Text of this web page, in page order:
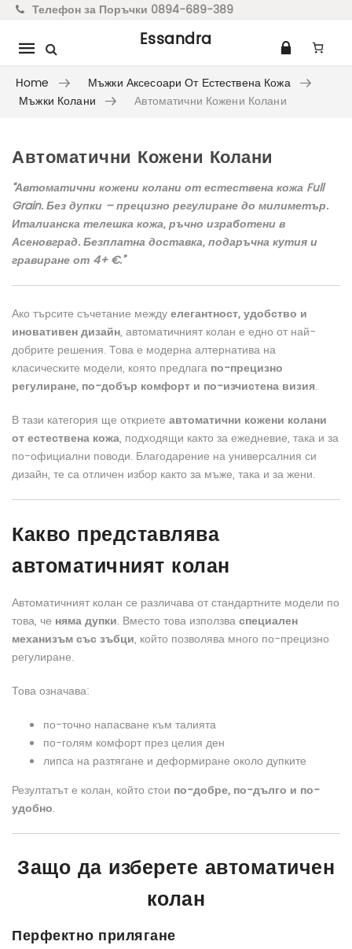
Телефон за Поръчки 0894-689-389
Mobile
navigation
Essandra
Home
Мъжки Аксесоари От Естествена Кожа
Мъжки Колани
Автоматични Кожени Колани
Skip to content
Автоматични Кожени Колани
“Автоматични кожени колани от естествена кожа Full
Grain. Без дупки – прецизно регулиране до милиметър.
Италианска телешка кожа, ръчно изработени в
Асеновград. Безплатна доставка, подаръчна кутия и
гравиране от 4+ €.”
Ако търсите съчетание междуелегантност, удобство и
иновативен дизайн, автоматичният колан е едно от най-
добрите решения. Това е модерна алтернатива на
класическите модели, която предлага по-прецизно
регулиране, по-добър комфорт и по-изчистена визия.
В тази категория ще откриете автоматични кожени колани
от естествена кожа, подходящи както за ежедневие, така и за
по-официални поводи. Благодарение на универсалния си
дизайн, те са отличен избор както за мъже, така и за жени.
Какво представлява
автоматичният колан
Автоматичният колан се различава от стандартните модели по
това, че няма дупки. Вместо това използваспециален
механизъм със зъбци, който позволява много по-прецизно
регулиране.
Това означава:
по-точно напасване към талията
по-голям комфорт през целия ден
липса на разтягане и деформиране около дупките
Резултатът е колан, който стои по-добре, по-дълго и по-
удобно.
Защо да изберете автоматичен
колан
Перфектно прилягане